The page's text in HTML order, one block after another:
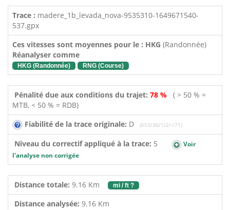
Trace : madere_1b_levada_nova-9535310-1649671540-
537.gpx
Ces vitesses sont moyennes pour le : HKG (Randonnée)
Réanalyser comme
HKG (Randonnée) RNG (Course)
Pénalité due aux conditions du trajet: 78 % ( > 50 % =
MTB, < 50 % = RDB)
Fiabilité de la trace originale: D (653/36/1/2/-/71)
Niveau du correctif appliqué à la trace: 5
Voir
l'analyse non corrigée
Distance totale: 9.16 Km mi / ft ?
Distance analysée: 9.16 Km